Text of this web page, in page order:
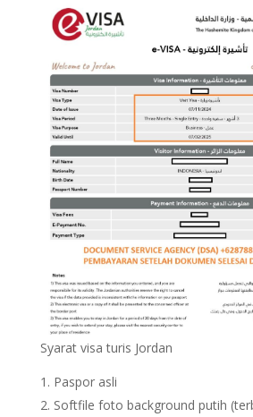
Syarat visa turis Jordan
Paspor asli
Softfile foto background putih